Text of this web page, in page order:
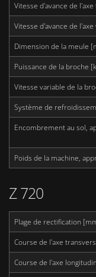
Vitesse d'avance de
Vitesse d'avance de
Dimension de la meule
Puissance de la broche
Vitesse variable de la
Système de
Encombrement au sol,
Poids de la machine,
Z 720
Plage de rectification
Course de l'axe
Course de l'axe